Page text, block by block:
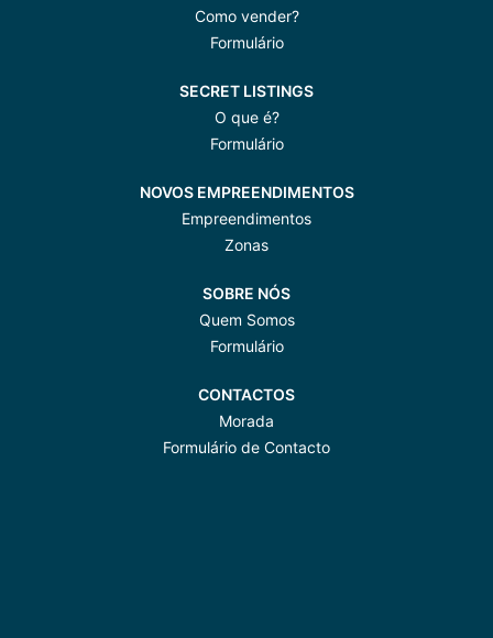
Como vender?
Formulário
SECRET LISTINGS
O que é?
Formulário
NOVOS EMPREENDIMENTOS
Empreendimentos
Zonas
SOBRE NÓS
Quem Somos
Formulário
CONTACTOS
Morada
Formulário de Contacto